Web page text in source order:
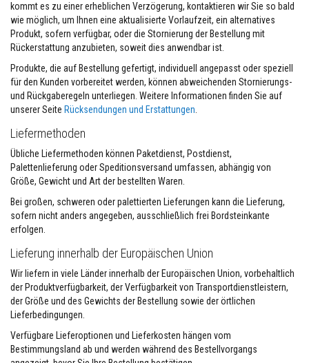
l
i
e
s
n
e
b
r
n
d
F
u
g
e
n
m
r
e
l
O
e
&
kommt es zu einer erheblichen Verzögerung, kontaktieren wir Sie so bald
wie möglich, um Ihnen eine aktualisierte Vorlaufzeit, ein alternatives
Produkt, sofern verfügbar, oder die Stornierung der Bestellung mit
Rückerstattung anzubieten, soweit dies anwendbar ist.
Produkte, die auf Bestellung gefertigt, individuell angepasst oder speziell
für den Kunden vorbereitet werden, können abweichenden Stornierungs-
und Rückgaberegeln unterliegen. Weitere Informationen finden Sie auf
unserer Seite Rücksendungen und Erstattungen
Liefermethoden
Übliche Liefermethoden können Paketdienst, Postdienst,
Palettenlieferung oder Speditionsversand umfassen, abhängig von
Größe, Gewicht und Art der bestellten Waren.
Bei großen, schweren oder palettierten Lieferungen kann die Lieferung,
sofern nicht anders angegeben, ausschließlich frei Bordsteinkante
erfolgen.
Lieferung innerhalb der Europäischen Union
Wir liefern in viele Länder innerhalb der Europäischen Union, vorbehaltlich
der Produktverfügbarkeit, der Verfügbarkeit von Transportdienstleistern,
der Größe und des Gewichts der Bestellung sowie der örtlichen
Lieferbedingungen.
Verfügbare Lieferoptionen und Lieferkosten hängen vom
Bestimmungsland ab und werden während des Bestellvorgangs